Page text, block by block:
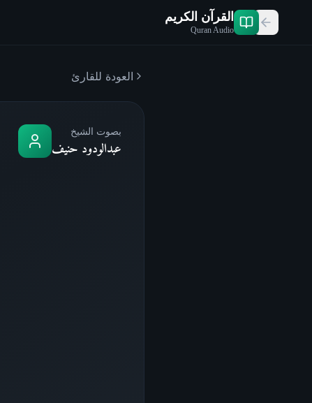
القرآن الكريم
Quran Audio
العودة للقارئ
بصوت الشيخ
عبدالودود حنيف